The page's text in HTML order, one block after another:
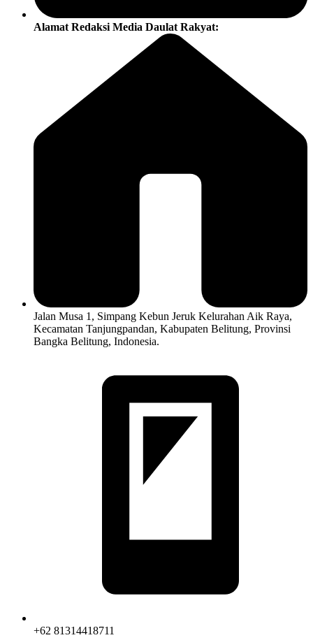
Alamat Redaksi Media Daulat Rakyat:
Jalan Musa 1, Simpang Kebun Jeruk Kelurahan Aik Raya,
Kecamatan Tanjungpandan, Kabupaten Belitung, Provinsi
Bangka Belitung, Indonesia.
+62 81314418711